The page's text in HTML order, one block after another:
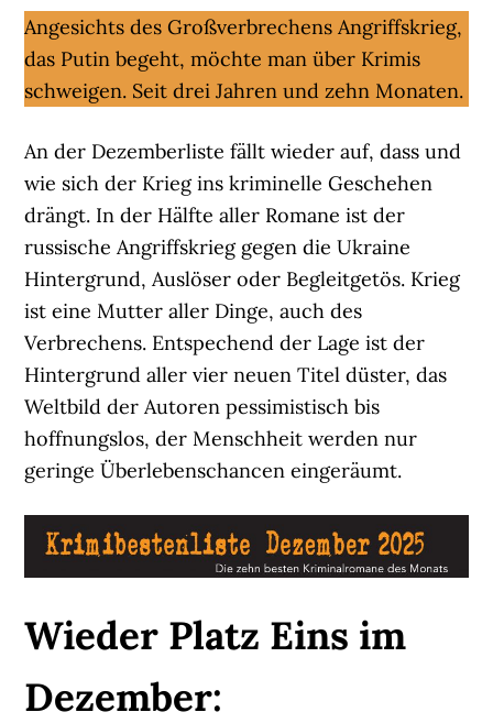
Angesichts des Großverbrechens Angriffskrieg,
das Putin begeht, möchte man über Krimis
schweigen. Seit drei Jahren und zehn Monaten.
An der Dezemberliste fällt wieder auf, dass und
wie sich der Krieg ins kriminelle Geschehen
drängt. In der Hälfte aller Romane ist der
russische Angriffskrieg gegen die Ukraine
Hintergrund, Auslöser oder Begleitgetös. Krieg
ist eine Mutter aller Dinge, auch des
Verbrechens. Entspechend der Lage ist der
Hintergrund aller vier neuen Titel düster, das
Weltbild der Autoren pessimistisch bis
hoffnungslos, der Menschheit werden nur
geringe Überlebenschancen eingeräumt.
Wieder Platz Eins im
Dezember: